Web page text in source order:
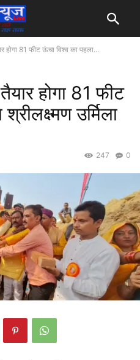
होगा 81 फीट ऊंचा विश्व का पहला...
होगा 81 फीट
उर्मिला
0
247